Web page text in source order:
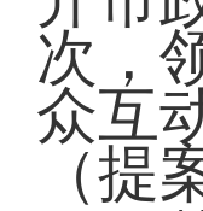
次，
众互
（提